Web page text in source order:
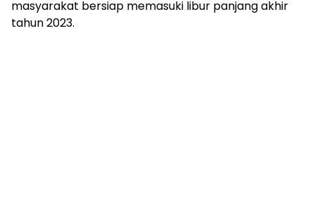
masyarakat bersiap memasuki libur panjang akhir
tahun 2023.